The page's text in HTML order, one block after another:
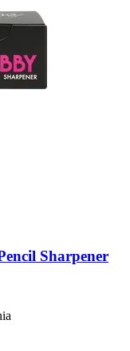
Sharpener